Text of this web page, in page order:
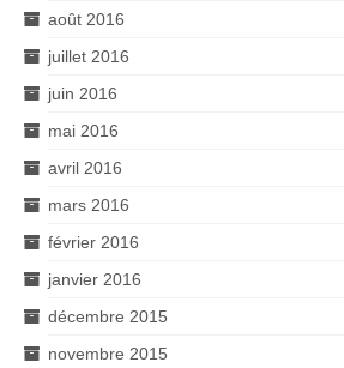
août 2016
juillet 2016
juin 2016
mai 2016
avril 2016
mars 2016
février 2016
janvier 2016
décembre 2015
novembre 2015